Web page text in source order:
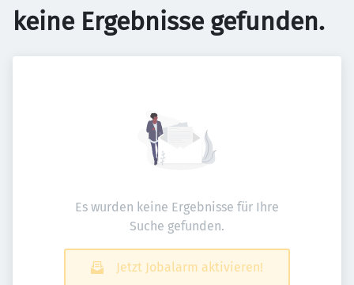
keine Ergebnisse gefunden.
Es wurden keine Ergebnisse für Ihre
Suche gefunden.
Jetzt Jobalarm aktivieren!